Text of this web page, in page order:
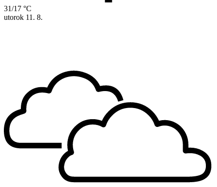
31/17 °C
utorok 11. 8.